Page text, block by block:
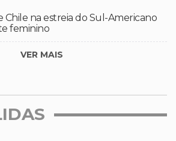
Chile na estreia do Sul-Americano
feminino
VER MAIS